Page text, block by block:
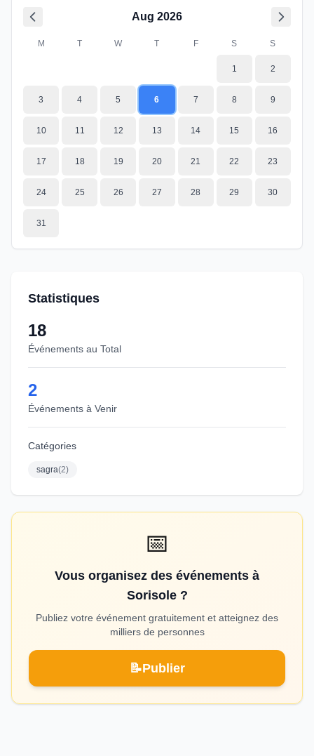
Aug 2026
M T W T F S S
1 2
3 4 5 6 7 8 9
10 11 12 13 14 15 16
17 18 19 20 21 22 23
24 25 26 27 28 29 30
31
Statistiques
18
Événements au Total
2
Événements à Venir
Catégories
sagra(2)
📅
Vous organisez des événements à
Sorisole ?
Publiez votre événement gratuitement et atteignez des
milliers de personnes
📝Publier